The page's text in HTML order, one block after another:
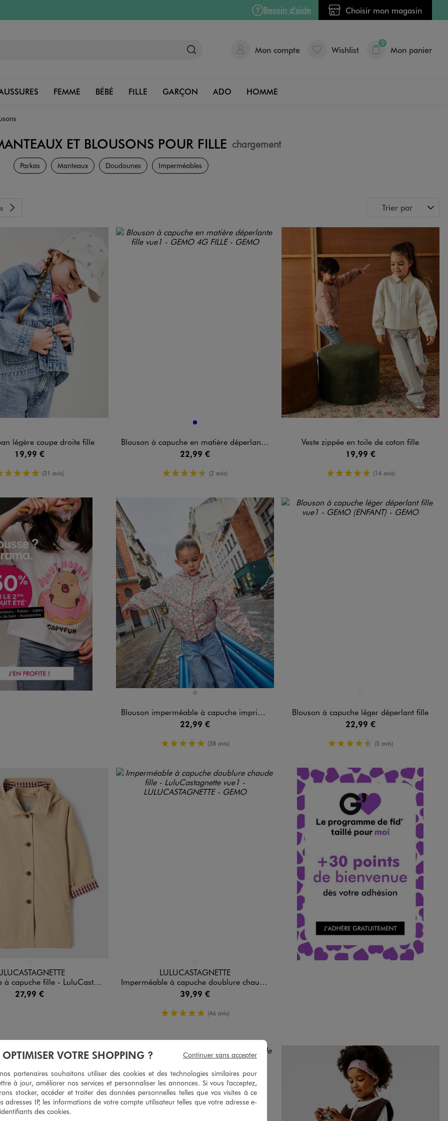
Besoin d'aide Choisir mon magasin
Mon compte Wishlist
0
Mon panier
FEMME BÉBÉ FILLE GARÇON ADO HOMME
ET BLOUSONS POUR FILLE chargement
Vêtements
Parkas Manteaux Doudounes Imperméables
Trier par
légère coupe droite fille
19,99 €
5/5 de moyenne
(31 avis)
Disponible en 1 colorisBLEU
Blouson à capuche en matière déperlante fille
22,99 €
4.5/5 de moyenne
(2 avis)
Veste zippée en toile de coton fille
19,99 €
5/5 de moyenne
(14 avis)
Disponible en 1 colorisROSE
Blouson imperméable à capuche imprimé fille
22,99 €
5/5 de moyenne
(38 avis)
Blouson à capuche léger déperlant fille
22,99 €
4.5/5 de moyenne
(5 avis)
fille - LuluCastagnette
27,99 €
LULUCASTAGNETTE
Imperméable à capuche doublure chaude fille - LuluCastagnette
39,99 €
5/5 de moyenne
(46 avis)
OPTIMISER VOTRE SHOPPING ?
partenaires souhaitons utiliser des cookies et des technologies similaires pour
à jour, améliorer nos services et personnaliser les annonces. Si vous l'acceptez,
stocker, accéder et traiter des données personnelles telles que vos visites à ce
adresses IP, les informations de votre compte utilisateur telles que votre adresse e-
des cookies.
Continuer sans accepter